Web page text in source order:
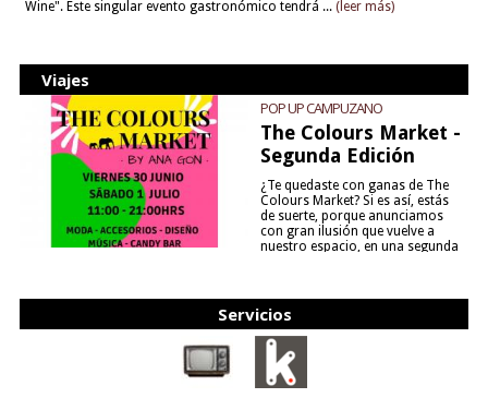
Wine". Este singular evento gastronómico tendrá ... (leer más)
Viajes
POP UP CAMPUZANO
The Colours Market -
Segunda Edición
¿Te quedaste con ganas de The
Colours Market? Si es así, estás
de suerte, porque anunciamos
con gran ilusión que vuelve a
nuestro espacio, en una segunda
Servicios